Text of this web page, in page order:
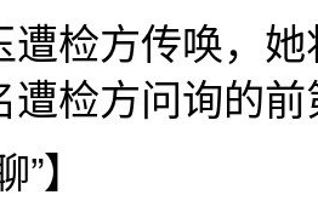
遭检方传唤，
遭检方问询的
】